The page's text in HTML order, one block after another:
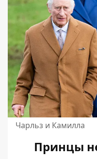
Чарльз и Камилла
Принцы